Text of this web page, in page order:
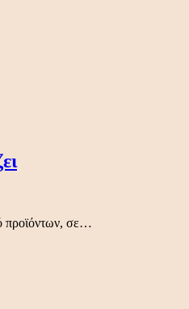
προϊόντων, σε…